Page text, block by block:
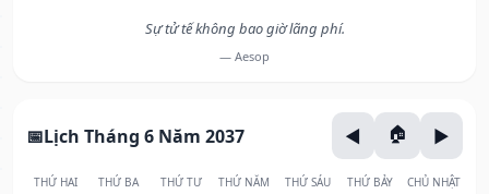
Sự tử tế không bao giờ lãng phí.
— Aesop
Lịch Tháng 6 Năm 2037
THỨ HAI THỨ BA THỨ TƯ THỨ NĂM THỨ SÁU THỨ BẢY CHỦ NHẬT